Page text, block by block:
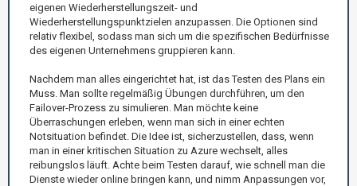
eigenen Wiederherstellungszeit- und
Wiederherstellungspunktzielen anzupassen. Die Optionen sind
relativ flexibel, sodass man sich um die spezifischen Bedürfnisse
des eigenen Unternehmens gruppieren kann.
Nachdem man alles eingerichtet hat, ist das Testen des Plans ein
Muss. Man sollte regelmäßig Übungen durchführen, um den
Failover-Prozess zu simulieren. Man möchte keine
Überraschungen erleben, wenn man sich in einer echten
Notsituation befindet. Die Idee ist, sicherzustellen, dass, wenn
man in einer kritischen Situation zu Azure wechselt, alles
reibungslos läuft. Achte beim Testen darauf, wie schnell man die
Dienste wieder online bringen kann, und nimm Anpassungen vor,